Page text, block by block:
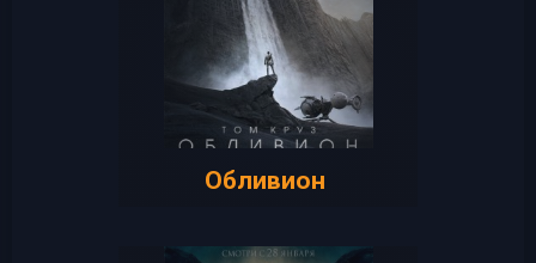
Обливион